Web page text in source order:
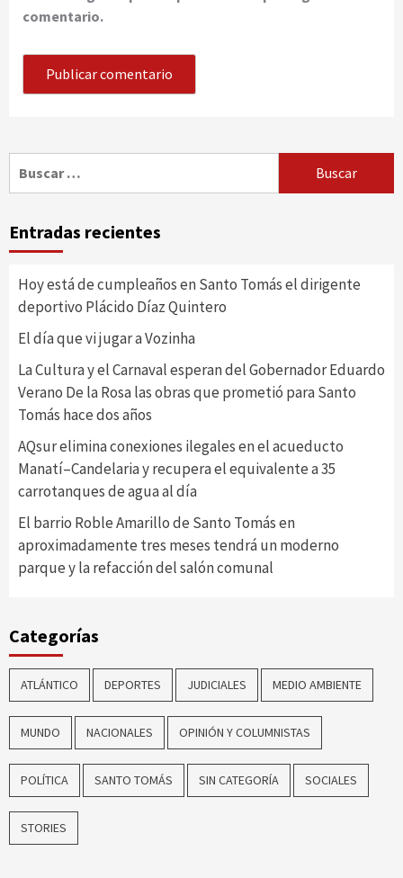
comentario.
Entradas recientes
Hoy está de cumpleaños en Santo Tomás el dirigente
deportivo Plácido Díaz Quintero
El día que vi jugar a Vozinha
La Cultura y el Carnaval esperan del Gobernador Eduardo
Verano De la Rosa las obras que prometió para Santo
Tomás hace dos años
AQsur elimina conexiones ilegales en el acueducto
Manatí–Candelaria y recupera el equivalente a 35
carrotanques de agua al día
El barrio Roble Amarillo de Santo Tomás en
aproximadamente tres meses tendrá un moderno
parque y la refacción del salón comunal
Categorías
ATLÁNTICO DEPORTES JUDICIALES MEDIO AMBIENTE
MUNDO NACIONALES OPINIÓN Y COLUMNISTAS
POLÍTICA SANTO TOMÁS SIN CATEGORÍA SOCIALES
STORIES